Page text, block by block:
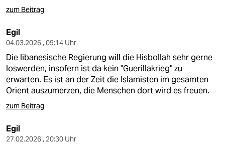
zum Beitrag
Egil
04.03.2026 , 09:14 Uhr
Die libanesische Regierung will die Hisbollah sehr gerne
loswerden, insofern ist da kein "Guerillakrieg" zu
erwarten. Es ist an der Zeit die Islamisten im gesamten
Orient auszumerzen, die Menschen dort wird es freuen.
zum Beitrag
Egil
27.02.2026 , 20:30 Uhr